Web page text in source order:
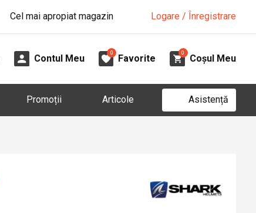
Cel mai apropiat magazin Logare / Înregistrare
Contul Meu
0
Favorite
0
Coșul Meu
Promoții Articole Asistență